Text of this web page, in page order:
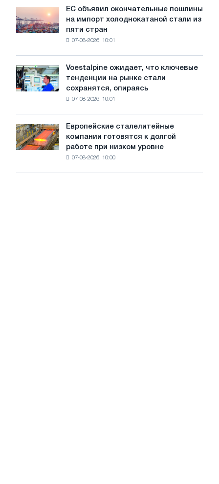
трамвайных
путей
Ярославля
объявил
окончательные
холоднокатаной
стали
стран
ЕС объявил окончательные пошлины
на импорт холоднокатаной стали из
пяти стран
07-08-2026, 10:01
Voestalpine
ожидает,
что
рынке
стали
на
Voestalpine ожидает, что ключевые
тенденции на рынке стали
сохранятся, опираясь
07-08-2026, 10:01
Европейские
сталелитейные
компании
Европейские сталелитейные
компании готовятся к долгой
работе при низком уровне
07-08-2026, 10:00